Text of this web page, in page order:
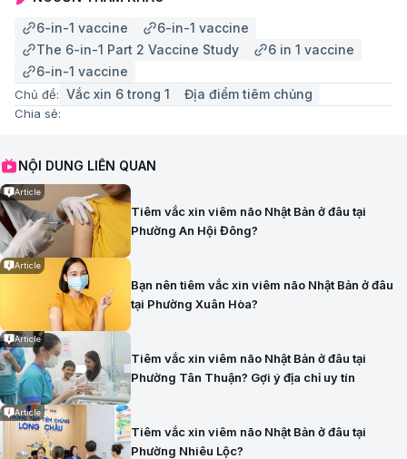
6-in-1 vaccine
6-in-1 vaccine
The 6-in-1 Part 2 Vaccine Study
6 in 1 vaccine
6-in-1 vaccine
Chủ đề: Vắc xin 6 trong 1 Địa điểm tiêm chủng
Chia sẻ:
NỘI DUNG LIÊN QUAN
Article
Tiêm vắc xin viêm não Nhật Bản ở đâu tại
Phường An Hội Đông?
Article
Bạn nên tiêm vắc xin viêm não Nhật Bản ở đâu
tại Phường Xuân Hòa?
Article
Tiêm vắc xin viêm não Nhật Bản ở đâu tại
Phường Tân Thuận? Gợi ý địa chỉ uy tín
Article
Tiêm vắc xin viêm não Nhật Bản ở đâu tại
Phường Nhiêu Lộc?